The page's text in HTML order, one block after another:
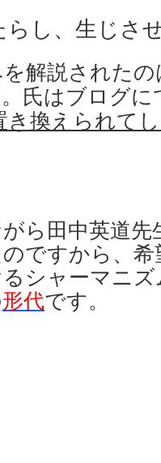
らし、生じさ
解説されたの
氏はブログ
き換えられて
ら田中英道
のですから、
シャーマニ
形代です。